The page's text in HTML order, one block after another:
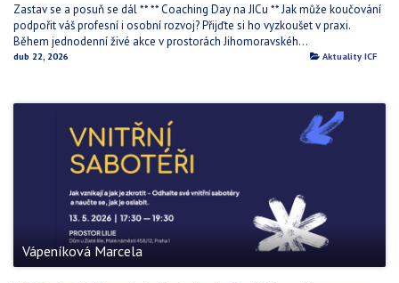
Zastav se a posuň se dál ** ** Coaching Day na JICu ** Jak může koučování
podpořit váš profesní i osobní rozvoj? Přijďte si ho vyzkoušet v praxi.
Během jednodenní živé akce v prostorách Jihomoravskéh...
dub 22, 2026 Aktuality ICF
Vápeníková Marcela